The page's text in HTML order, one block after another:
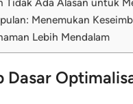
Menemukan
Lebih Mendalam
Dasar